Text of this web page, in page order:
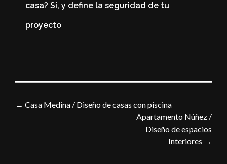
casa? Sí, y define la seguridad de tu
proyecto
← Casa Medina / Diseño de casas con piscina
Apartamento Núñez /
Diseño de espacios
Interiores →